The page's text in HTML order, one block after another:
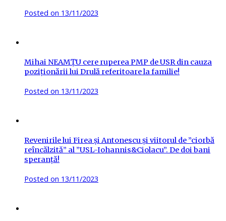
Posted on 13/11/2023
Mihai NEAMȚU cere ruperea PMP de USR din cauza
poziționării lui Drulă referitoare la familie!
Posted on 13/11/2023
Revenirile lui Firea și Antonescu și viitorul de ”ciorbă
reîncălzită” al ”USL-Iohannis&Ciolacu”. De doi bani
speranță!
Posted on 13/11/2023